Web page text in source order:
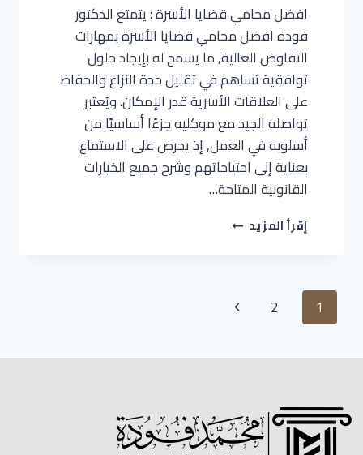
افضل محامي قضايا الأسرة : يتمتع الدكتور
فودة افضل محامي قضايا الأسرة بمهارات
التفاوض العالية, ما يسمح له بإيجاد حلول
توافقية تساهم في تقليل حدة النزاع والحفاظ
على العلاقات الأسرية قدر الإمكان. ويُعتبر
تواصله الجيد مع موكليه جزءًا أساسيًا من
أسلوبه في العمل, إذ يحرص على الاستماع
بعناية إلى احتياجاتهم وشرح جميع الخيارات
القانونية المتاحة…
إقرأ المزيد
1
2